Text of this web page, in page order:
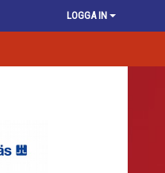
LOGGA IN